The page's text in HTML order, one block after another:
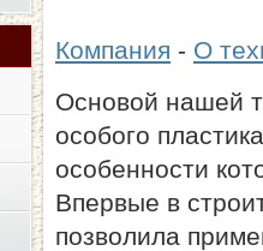
Компания - О
Основой нашей
особого
особенности
Впервые в
позволила